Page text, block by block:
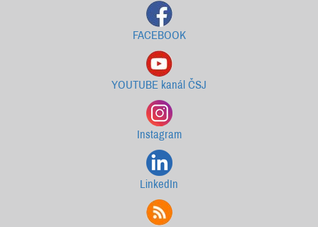
FACEBOOK
YOUTUBE kanál ČSJ
Instagram
LinkedIn